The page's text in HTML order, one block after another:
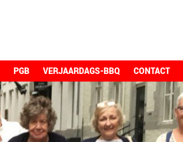
PGB VERJAARDAGS-BBQ CONTACT